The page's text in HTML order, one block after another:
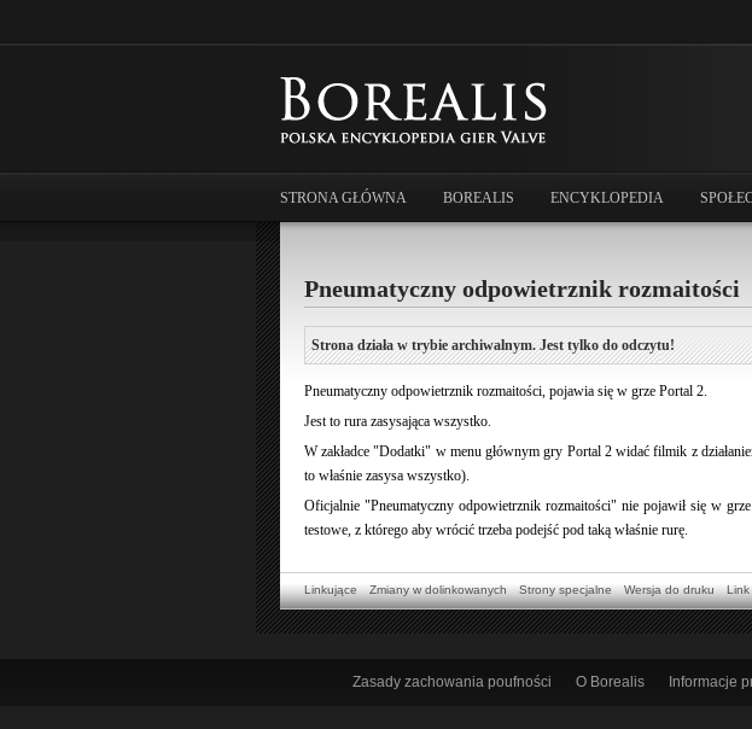
STRONA GŁÓWNA BOREALIS ENCYKLOPEDIA
Pneumatyczny odpowietrznik rozmaitości
Strona działa w trybie archiwalnym. Jest tylko do odczytu!
Pneumatyczny odpowietrznik rozmaitości, pojawia się w grze Portal 2.
Jest to rura zasysająca wszystko.
W zakładce "Dodatki" w menu głównym gry Portal 2 widać filmik z
to właśnie zasysa wszystko).
Oficjalnie "Pneumatyczny odpowietrznik rozmaitości" nie pojawił się w
testowe, z którego aby wrócić trzeba podejść pod taką właśnie rurę.
Linkujące Zmiany w dolinkowanych Strony specjalne Wersja do druku Link
Zasady zachowania poufności O Borealis Informacje